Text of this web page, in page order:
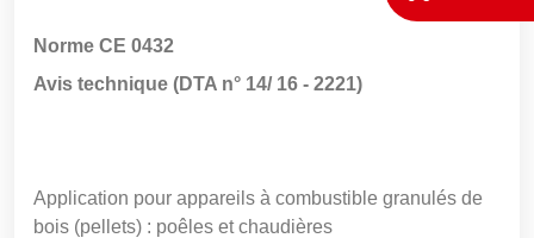
Norme CE 0432
Avis technique (DTA n° 14/ 16 - 2221)
Application pour appareils à combustible granulés de
bois (pellets) : poêles et chaudières